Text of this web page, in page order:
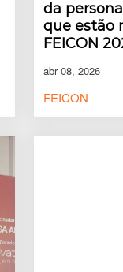
da
que estão
FEICON
abr 08, 2026
FEICON